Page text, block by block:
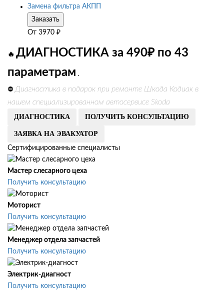
Замена фильтра АКПП
Заказать
От 3970 ₽
🔥 ДИАГНОСТИКА за 490₽ по 43
параметрам .
⛔ Диагностика в подарок при ремонте Шкода Кодиак в
нашем специализированном автосервисе Skoda
ДИАГНОСТИКА ПОЛУЧИТЬ КОНСУЛЬТАЦИЮ
ЗАЯВКА НА ЭВАКУАТОР
Сертифицированные специалисты
Мастер слесарного цеха
Получить консультацию
Моторист
Получить консультацию
Менеджер отдела запчастей
Получить консультацию
Электрик-диагност
Получить консультацию